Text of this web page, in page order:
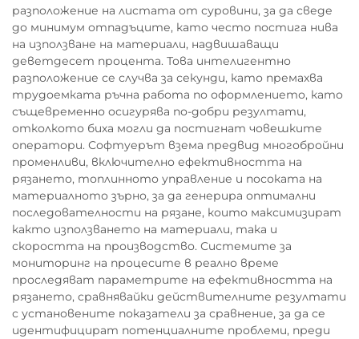
разположение на листата от суровини, за да сведе
до минимум отпадъците, като често постига нива
на използване на материали, надвишаващи
деветдесет процента. Това интелигентно
разположение се случва за секунди, като премахва
трудоемката ръчна работа по оформлението, като
същевременно осигурява по-добри резултати,
отколкото биха могли да постигнат човешките
оператори. Софтуерът взема предвид многобройни
променливи, включително ефективността на
рязането, топлинното управление и посоката на
материалното зърно, за да генерира оптимални
последователности на рязане, които максимизират
както използването на материали, така и
скоростта на производство. Системите за
мониторинг на процесите в реално време
проследяват параметрите на ефективността на
рязането, сравнявайки действителните резултати
с установените показатели за сравнение, за да се
идентифицират потенциалните проблеми, преди